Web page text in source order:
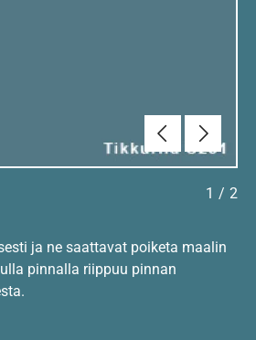
EdellinenSeuraava
1 / 2
ja ne saattavat poiketa maalin
pinnalla riippuu pinnan